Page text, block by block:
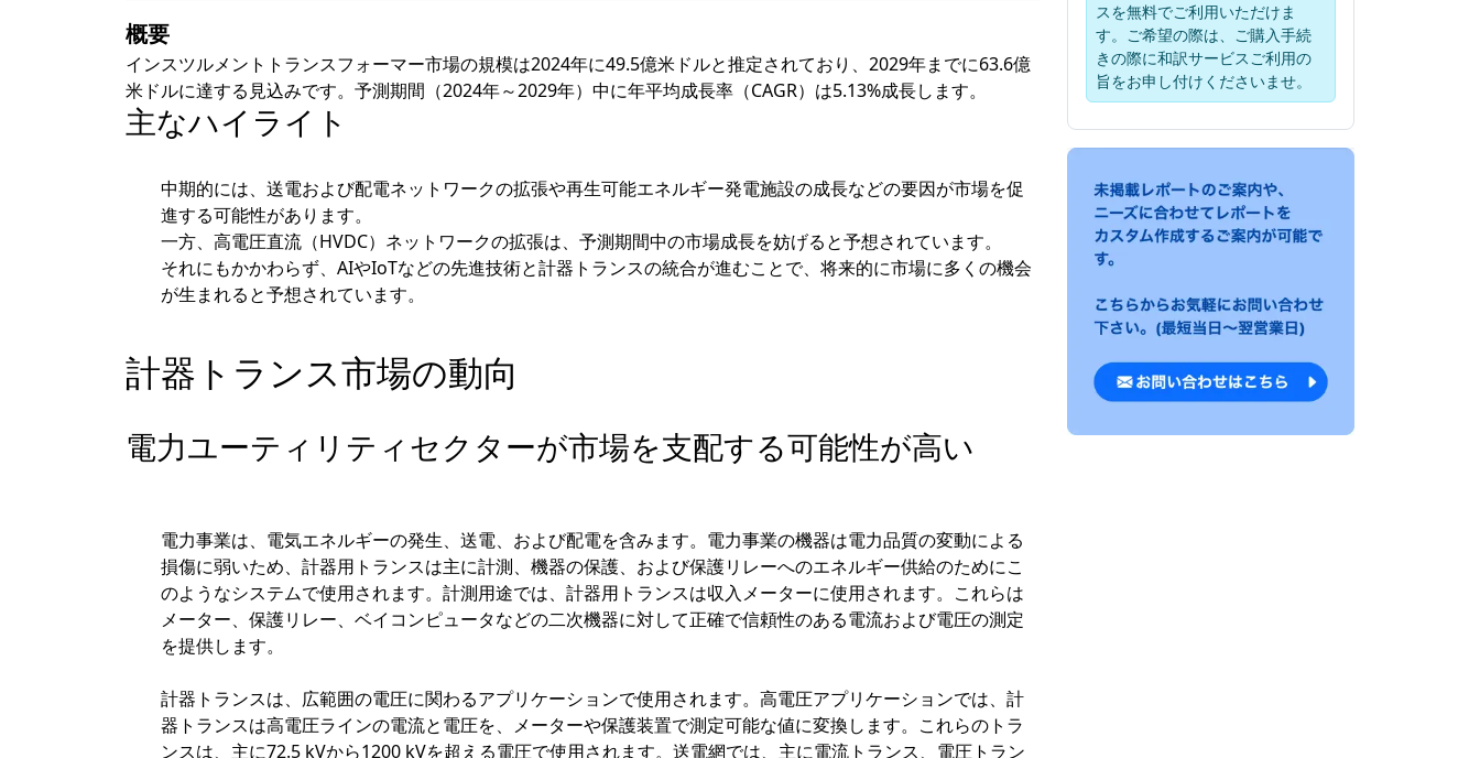
概要
インスツルメントトランスフォーマー市場の規模は2024年に49.5億米ドルと推定されており、2029年までに63.6億
米ドルに達する見込みです。予測期間（2024年～2029年）中に年平均成長率（CAGR）は5.13%成長します。
主なハイライト
中期的には、送電および配電ネットワークの拡張や再生可能エネルギー発電施設の成長などの要因が市場を促
進する可能性があります。
一方、高電圧直流（HVDC）ネットワークの拡張は、予測期間中の市場成長を妨げると予想されています。
それにもかかわらず、AIやIoTなどの先進技術と計器トランスの統合が進むことで、将来的に市場に多くの機会
が生まれると予想されています。
計器トランス市場の動向
電力ユーティリティセクターが市場を支配する可能性が高い
電力事業は、電気エネルギーの発生、送電、および配電を含みます。電力事業の機器は電力品質の変動による
損傷に弱いため、計器用トランスは主に計測、機器の保護、および保護リレーへのエネルギー供給のためにこ
のようなシステムで使用されます。計測用途では、計器用トランスは収入メーターに使用されます。これらは
メーター、保護リレー、ベイコンピュータなどの二次機器に対して正確で信頼性のある電流および電圧の測定
を提供します。
計器トランスは、広範囲の電圧に関わるアプリケーションで使用されます。高電圧アプリケーションでは、計
器トランスは高電圧ラインの電流と電圧を、メーターや保護装置で測定可能な値に変換します。これらのトラ
ンスは、主に72.5 kVから1200 kVを超える電圧で使用されます。送電網では、主に電流トランス、電圧トラン
スを無料でご利用いただけま
す。ご希望の際は、ご購入手続
きの際に和訳サービスご利用の
旨をお申し付けくださいませ。